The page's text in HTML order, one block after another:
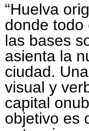
“Huelva
donde todo
las bases
asienta la
ciudad.
visual y
capital
objetivo es